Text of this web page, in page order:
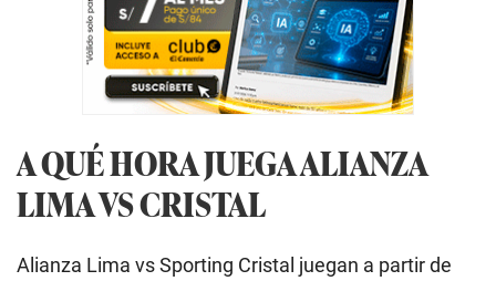
A QUÉ HORA JUEGA ALIANZA
LIMA VS CRISTAL
Alianza Lima vs Sporting Cristal juegan a partir de